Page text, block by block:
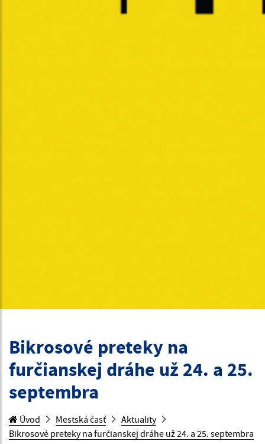
Bikrosové preteky na
furčianskej dráhe už 24. a 25.
septembra
Úvod Mestská časť
Aktuality
Bikrosové preteky na furčianskej dráhe už 24. a 25. septembra